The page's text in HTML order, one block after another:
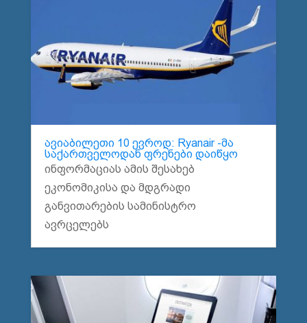
ავიაბილეთი 10 ევროდ: Ryanair -მა
საქართველოდან ფრენები დაიწყო
ინფორმაციას ამის შესახებ
ეკონომიკისა და მდგრადი
განვითარების სამინისტრო
ავრცელებს